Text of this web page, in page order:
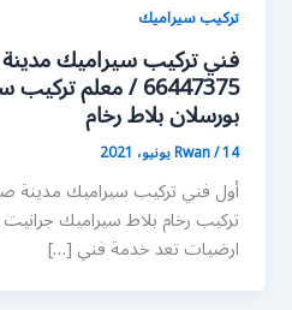
تركيب سيراميك
فني تركيب سيراميك
66447375 / معلم
بورسلان بلاط رخام
Rwan/14 يونيو، 2021
أول فني تركيب سيراميك مدينة
تركيب رخام بلاط سيراميك
ارضيات تعد خدمة فني […]